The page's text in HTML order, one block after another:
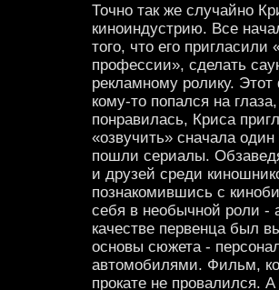
Точно так же случайно
киноиндустрию. Все
того, что его пригласили
профессии», сделать
рекламному ролику. Этот
кому-то попался на
понравилась, Криса
«озвучить» сначала
пошли сериалы.
и друзей среди
познакомившись с
себя в необычной роли -
качестве первенца был
основы сюжета -
автомобилями. Фильм,
прокате не провалился.